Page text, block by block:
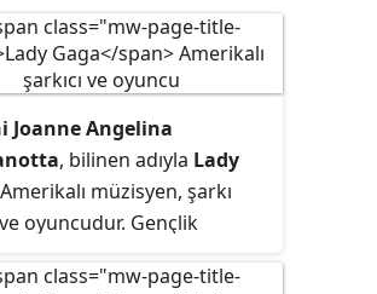
Joanne Angelina
, bilinen adıyla Lady
müzisyen, şarkı
oyuncudur. Gençlik
toplantılarında çaldı ve